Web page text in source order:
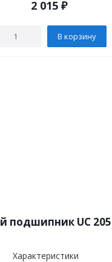
2 015₽
В корзину
подшипник UC
Характеристики